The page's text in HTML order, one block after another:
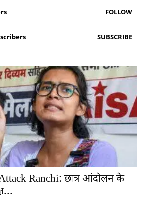
FOLLOW
SUBSCRIBE
Ranchi: छात्र आंदोलन के